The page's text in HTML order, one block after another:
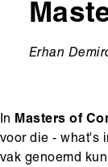
Ondertitel
Erhan
In Masters of
voor die - what's
vak genoemd